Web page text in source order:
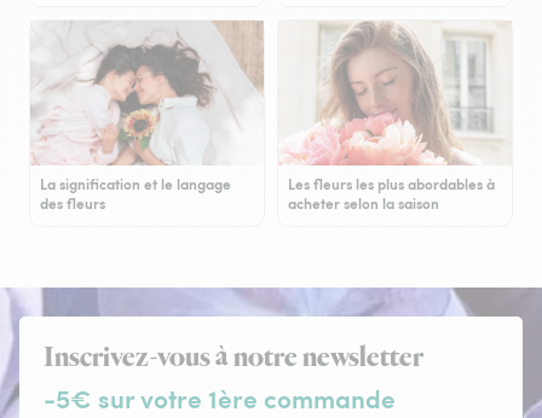
La signification et le langage
des fleurs
Les fleurs les plus abordables à
acheter selon la saison
Inscrivez-vous à notre newsletter
-5€ sur votre 1ère commande